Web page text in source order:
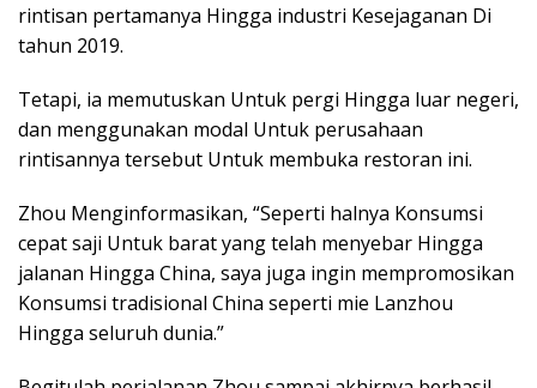
rintisan pertamanya Hingga industri Kesejaganan Di
tahun 2019.
Tetapi, ia memutuskan Untuk pergi Hingga luar negeri,
dan menggunakan modal Untuk perusahaan
rintisannya tersebut Untuk membuka restoran ini.
Zhou Menginformasikan, “Seperti halnya Konsumsi
cepat saji Untuk barat yang telah menyebar Hingga
jalanan Hingga China, saya juga ingin mempromosikan
Konsumsi tradisional China seperti mie Lanzhou
Hingga seluruh dunia.”